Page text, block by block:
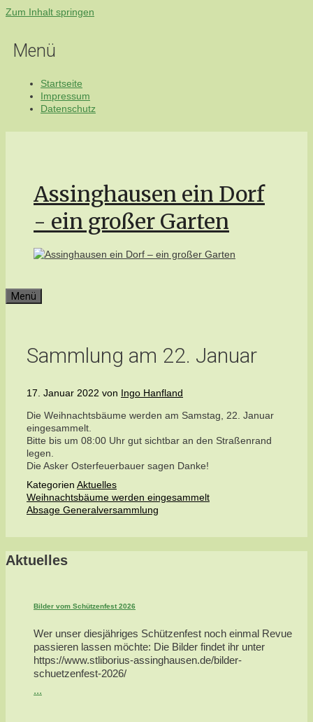
Zum Inhalt springen
Menü
Startseite
Impressum
Datenschutz
Assinghausen ein Dorf
- ein großer Garten
Menü
Sammlung am 22. Januar
17. Januar 2022 von Ingo Hanfland
Die Weihnachtsbäume werden am Samstag, 22. Januar
eingesammelt.
Bitte bis um 08:00 Uhr gut sichtbar an den Straßenrand
legen.
Die Asker Osterfeuerbauer sagen Danke!
Kategorien Aktuelles
Weihnachtsbäume werden eingesammelt
Absage Generalversammlung
Aktuelles
Bilder vom Schützenfest 2026
Wer unser diesjähriges Schützenfest noch einmal Revue
passieren lassen möchte: Die Bilder findet ihr unter
https://www.stliborius-assinghausen.de/bilder-
schuetzenfest-2026/
...